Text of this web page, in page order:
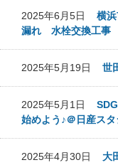
2025年6月5日 横
漏れ 水栓交換工事
2025年5月19日 世
2025年5月1日
始めよう♪＠日産スタ
2025年4月30日 大